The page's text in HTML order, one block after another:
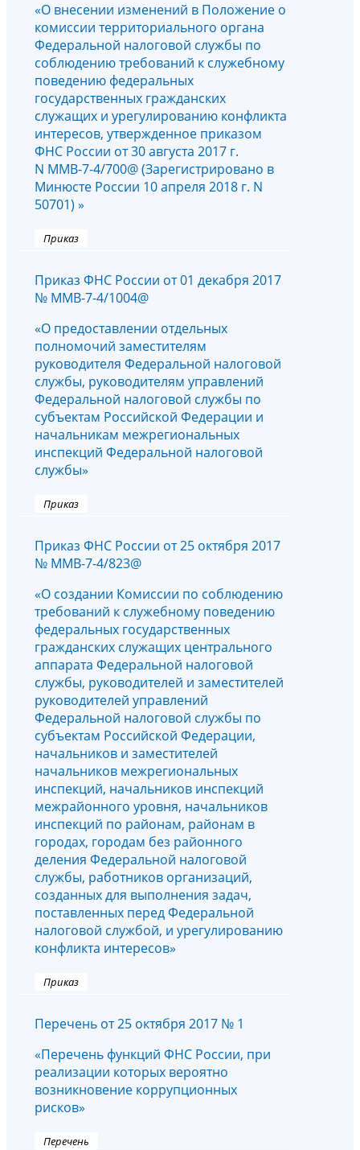
«О внесении изменений в Положение о
комиссии территориального органа
Федеральной налоговой службы по
соблюдению требований к служебному
поведению федеральных
государственных гражданских
служащих и урегулированию конфликта
интересов, утвержденное приказом
ФНС России от 30 августа 2017 г.
N ММВ-7-4/700@ (Зарегистрировано в
Минюсте России 10 апреля 2018 г. N
50701) »
Приказ
Приказ ФНС России от 01 декабря 2017
№ ММВ-7-4/1004@
«О предоставлении отдельных
полномочий заместителям
руководителя Федеральной налоговой
службы, руководителям управлений
Федеральной налоговой службы по
субъектам Российской Федерации и
начальникам межрегиональных
инспекций Федеральной налоговой
службы»
Приказ
Приказ ФНС России от 25 октября 2017
№ ММВ-7-4/823@
«О создании Комиссии по соблюдению
требований к служебному поведению
федеральных государственных
гражданских служащих центрального
аппарата Федеральной налоговой
службы, руководителей и заместителей
руководителей управлений
Федеральной налоговой службы по
субъектам Российской Федерации,
начальников и заместителей
начальников межрегиональных
инспекций, начальников инспекций
межрайонного уровня, начальников
инспекций по районам, районам в
городах, городам без районного
деления Федеральной налоговой
службы, работников организаций,
созданных для выполнения задач,
поставленных перед Федеральной
налоговой службой, и урегулированию
конфликта интересов»
Приказ
Перечень от 25 октября 2017 № 1
«Перечень функций ФНС России, при
реализации которых вероятно
возникновение коррупционных
рисков»
Перечень